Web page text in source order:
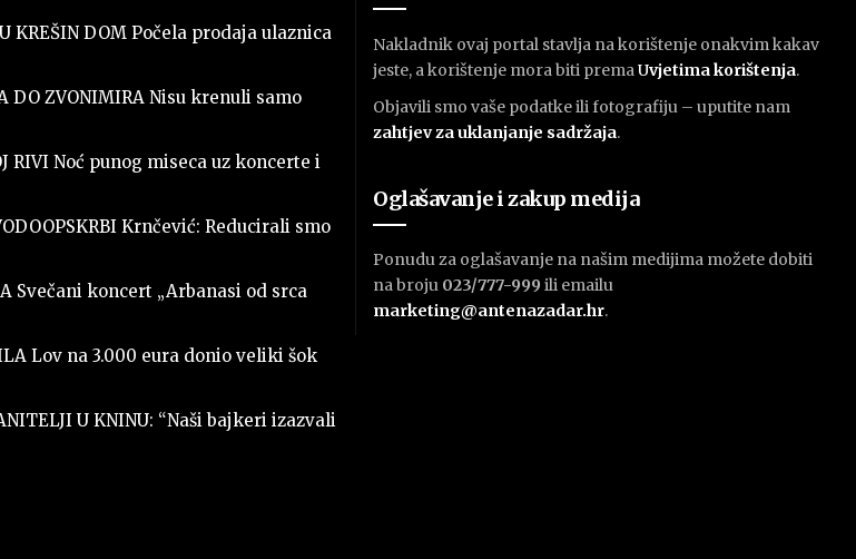
KREŠIN DOM Počela prodaja ulaznica
DO ZVONIMIRA Nisu krenuli samo
RIVI Noć punog miseca uz koncerte i
Krnčević: Reducirali smo
Svečani koncert „Arbanasi od srca
Lov na 3.000 eura donio veliki šok
U KNINU: “Naši bajkeri izazvali
Nakladnik ovaj portal stavlja na korištenje onakvim kakav
jeste, a korištenje mora biti premaUvjetima korištenja.
Objavili smo vaše podatke ili fotografiju – uputite nam
zahtjev za uklanjanje sadržaja.
Oglašavanje i zakup medija
Ponudu za oglašavanje na našim medijima možete dobiti
na broju 023/777-999 ili emailu
marketing@antenazadar.hr.